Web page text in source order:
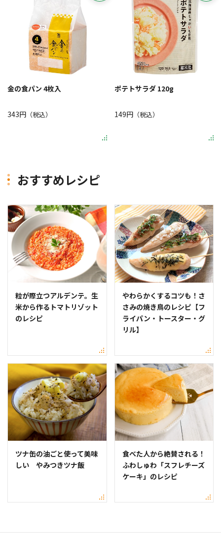
金の食パン 4枚入
343円 （税込）
ポテトサラダ 120g
149円（税込）
おすすめレシピ
粒が際立つアルデンテ。生
米から作るトマトリゾット
のレシピ
やわらかくするコツも！さ
さみの焼き鳥のレシピ【フ
ライパン・トースター・グ
リル】
ツナ缶の油ごと使って美味
しい やみつきツナ飯
食べた人から絶賛される！
ふわしゅわ「スフレチーズ
ケーキ」のレシピ